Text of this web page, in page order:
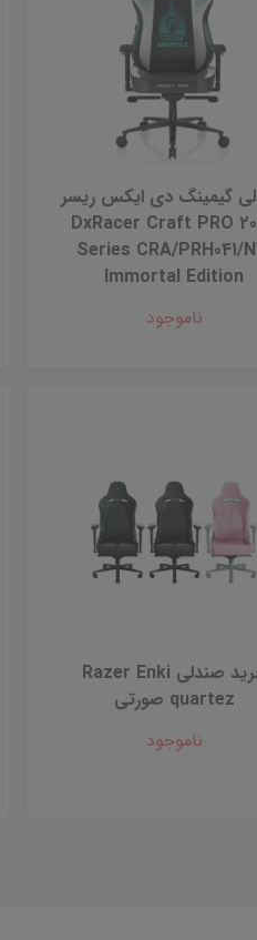
گیمینگ دی ایکس ریسر
DxRacer Craft PRO
Series CRA/PRH041/
Immortal Edition
ناموجود
خرید صندلی Razer Enki
quartez صورتى
ناموجود